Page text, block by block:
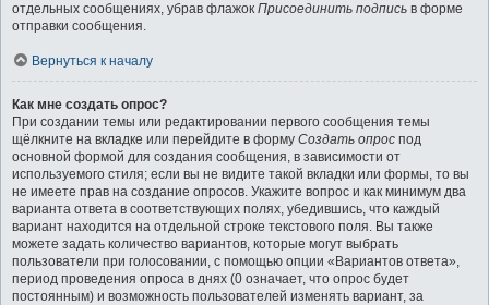
отдельных сообщениях, убрав флажок Присоединить подпись в форме
отправки сообщения.
Вернуться к началу
Как мне создать опрос?
При создании темы или редактировании первого сообщения темы
щёлкните на вкладке или перейдите в форму Создать опрос под
основной формой для создания сообщения, в зависимости от
используемого стиля; если вы не видите такой вкладки или формы, то вы
не имеете прав на создание опросов. Укажите вопрос и как минимум два
варианта ответа в соответствующих полях, убедившись, что каждый
вариант находится на отдельной строке текстового поля. Вы также
можете задать количество вариантов, которые могут выбрать
пользователи при голосовании, с помощью опции «Вариантов ответа»,
период проведения опроса в днях (0 означает, что опрос будет
постоянным) и возможность пользователей изменять вариант, за